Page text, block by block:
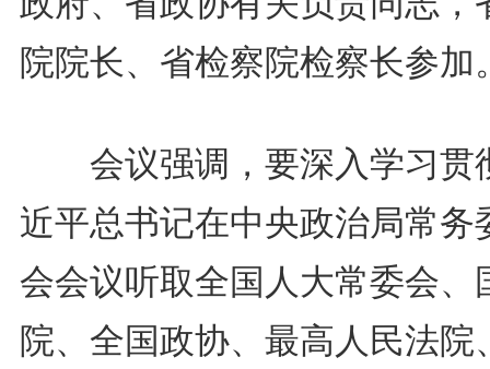
院院长、省检察院检察长参加
会议强调，要深入学习贯
近平总书记在中央政治局常务
会会议听取全国人大常委会、
院、全国政协、最高人民法院